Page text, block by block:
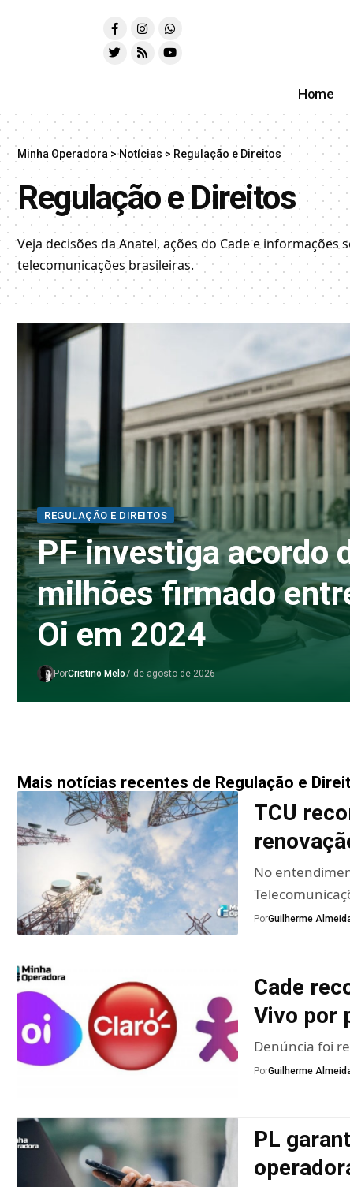
Home
Minha Operadora >Notícias > Regulação e Direitos
Regulação e Direitos
Veja decisões da Anatel, ações do Cade e
telecomunicações brasileiras.
REGULAÇÃO E DIREITOS
PF investiga acordo
milhões firmado
Oi em 2024
PorCristino Melo7 de agosto de 2026
Mais notícias recentes de Regulação e
TCU
No
PorGuilherme
Cade
Vivo por
Denúncia foi
PorGuilherme
PL